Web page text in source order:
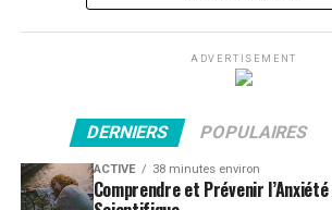
ADVERTISEMENT
DERNIERS POPULAIRES
ACTIVE 38 minutes environ
Comprendre et Prévenir